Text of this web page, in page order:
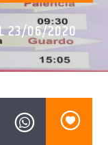
23/06/2020